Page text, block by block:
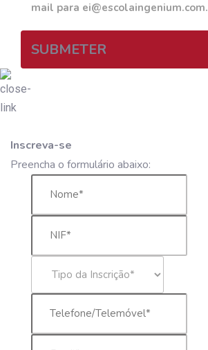
mail para ei@escolaingenium.com.
SUBMETER
Inscreva-se
Preencha o formulário abaixo: